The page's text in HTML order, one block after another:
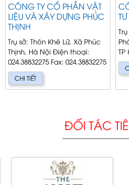
CÔNG TY CỔ PHẦN VẬT
LIỆU VÀ XÂY DỰNG PHÚC
THỊNH
Trụ sở: Thôn Khê Lữ, Xã Phúc
Thịnh, Hà Nội Điện thoại:
024.38832275 Fax: 024.38832275
Giám Đốc: Nguyễn Văn Minh
C...
CHI TIẾT
38
ĐỐI TÁC